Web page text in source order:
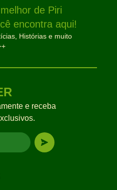
de Piri
encontra aqui!
Histórias e muito
e receba